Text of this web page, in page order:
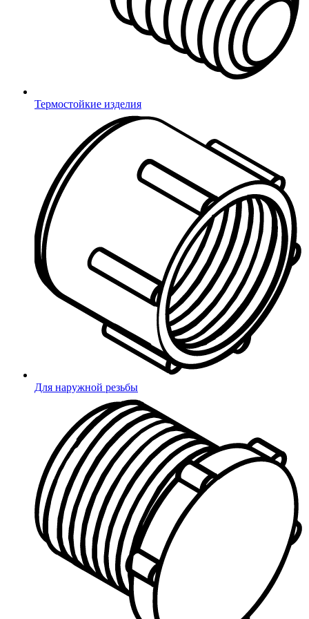
Термостойкие изделия
Для наружной резьбы
Восстановление пароля
Отправить
Подтверждение телефона
Неверный код
Введите 4-значный код из СМС
Не получили код?
Отправить код повторно